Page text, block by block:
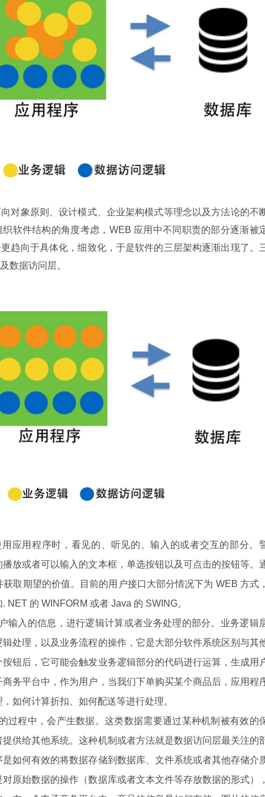
对象原则、设计模式、企业架构模式等理念以及方法论的不
软件结构的角度考虑，WEB 应用中不同职责的部分逐渐被
趋向于具体化，细致化，于是软件的三层架构逐渐出现了。
数据访问层。
应用程序时，看见的、听见的、输入的或者交互的部分。
放或者可以输入的文本框，单选按钮以及可点击的按钮等。
取期望的价值。目前的用户接口大部分情况下为 WEB 方式，
的 WINFORM 或者 Java 的 SWING。
输入的信息，进行逻辑计算或者业务处理的部分。业务逻辑
处理，以及业务流程的操作，它是大部分软件系统区别与其
钮后，它可能会触发业务逻辑部分的代码进行运算，生成用
务平台中，作为用户，当我们下单购买某个商品后，应用程
如何计算折扣、如何配送等进行处理。
过程中，会产生数据。这类数据需要通过某种机制被有效的
供给其他系统。这种机制或者方法就是数据访问层最关注的
如何有效的将数据存储到数据库、文件系统或者其他存储介
原始数据的操作（数据库或者文本文件等存放数据的形式），